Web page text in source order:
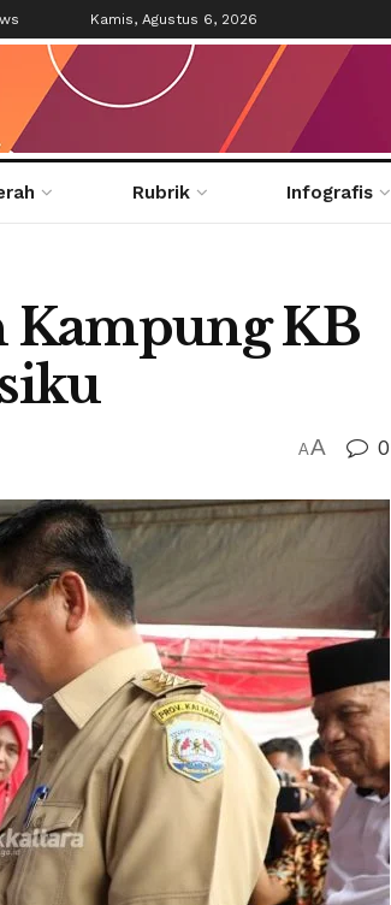
Kamis, Agustus 6, 2026
Rubrik Infografis
Kampung KB
AA 0